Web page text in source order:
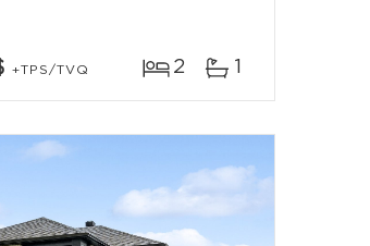
+TPS/TVQ 2 1